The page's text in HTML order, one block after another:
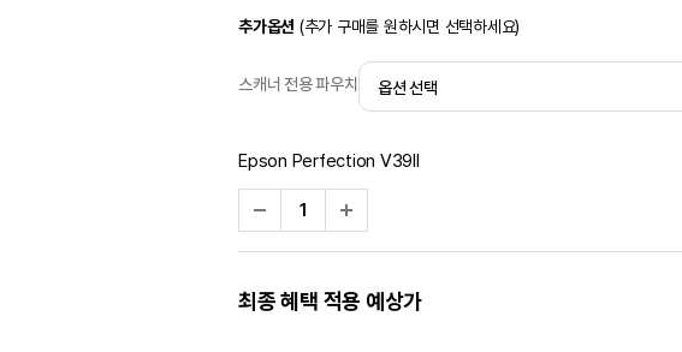
추가옵션 (추가 구매를 원하시면 선택하세요)
스캐너 전용 파우치
Epson Perfection V39II
최종 혜택 적용 예상가